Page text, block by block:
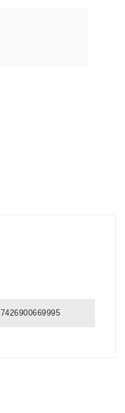
7426900669995